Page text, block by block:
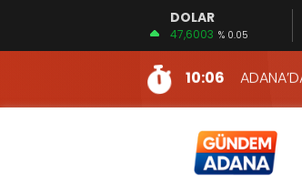
DOLAR
47,6003 % 0.05
11:22
10:06
13:54
NACAR:
13:19
NACAR,
7:26
SULAMA
14:24
HERKES